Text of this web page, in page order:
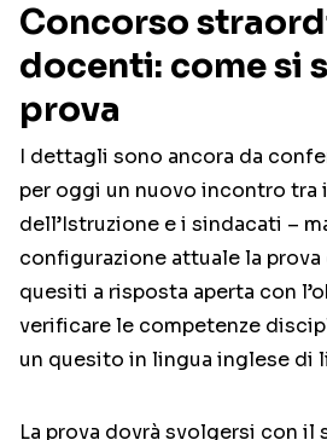
Concorso
docenti: come si
prova
I dettagli sono ancora da
per oggi un nuovo incontro tra
dell’Istruzione e i sindacati –
configurazione attuale la
quesiti a risposta aperta con
verificare le competenze
un quesito in lingua inglese di
La prova dovrà svolgersi con il